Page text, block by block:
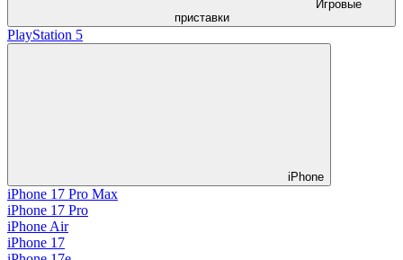
Игровые
приставки
PlayStation 5
iPhone
iPhone 17 Pro Max
iPhone 17 Pro
iPhone Air
iPhone 17